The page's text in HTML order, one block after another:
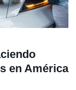
en América